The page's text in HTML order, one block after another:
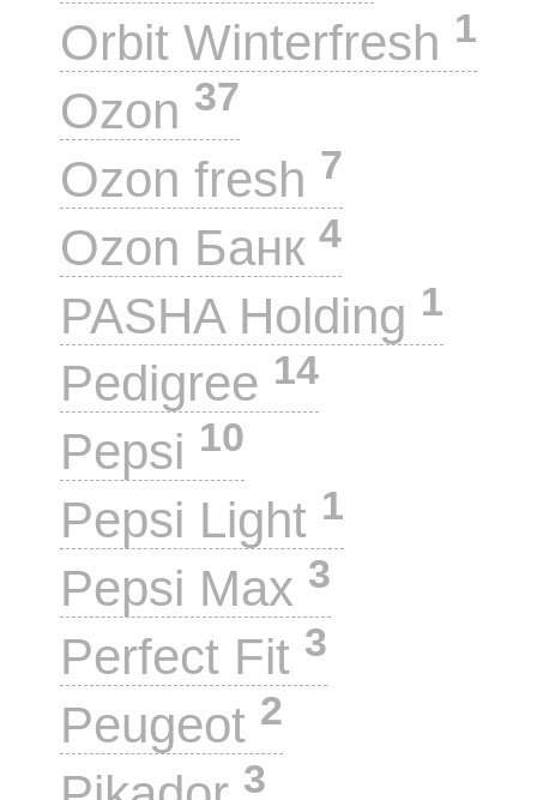
Orbit Winterfresh 1
Ozon 37
Ozon fresh 7
Ozon Банк 4
PASHA Holding 1
Pedigree 14
Pepsi 10
Pepsi Light 1
Pepsi Max 3
Perfect Fit 3
Peugeot 2
3